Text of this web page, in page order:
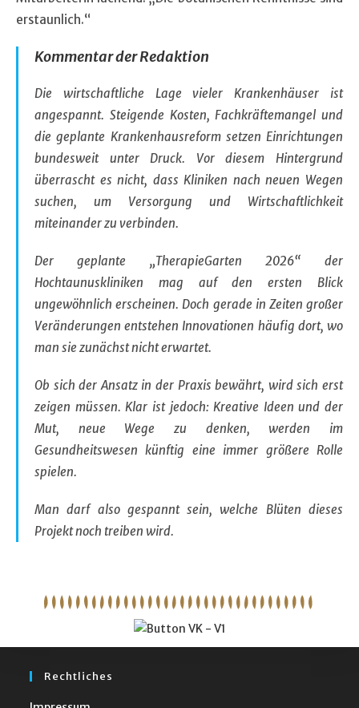
erstaunlich.“
Kommentar der Redaktion
Die wirtschaftliche Lage vieler Krankenhäuser ist
angespannt. Steigende Kosten, Fachkräftemangel und
die geplante Krankenhausreform setzen Einrichtungen
bundesweit unter Druck. Vor diesem Hintergrund
überrascht es nicht, dass Kliniken nach neuen Wegen
suchen, um Versorgung und Wirtschaftlichkeit
miteinander zu verbinden.
Der geplante „TherapieGarten 2026“ der
Hochtaunuskliniken mag auf den ersten Blick
ungewöhnlich erscheinen. Doch gerade in Zeiten großer
Veränderungen entstehen Innovationen häufig dort, wo
man sie zunächst nicht erwartet.
Ob sich der Ansatz in der Praxis bewährt, wird sich erst
zeigen müssen. Klar ist jedoch: Kreative Ideen und der
Mut, neue Wege zu denken, werden im
Gesundheitswesen künftig eine immer größere Rolle
spielen.
Man darf also gespannt sein, welche Blüten dieses
Projekt noch treiben wird.
Rechtliches